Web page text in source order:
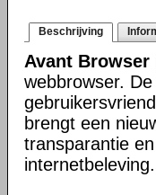
Beschrijving
Avant Browser
webbrowser. De
brengt een
transparantie
internetbeleving.